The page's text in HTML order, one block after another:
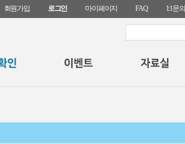
회원가입 로그인 마이페이지 FAQ 1:1문의